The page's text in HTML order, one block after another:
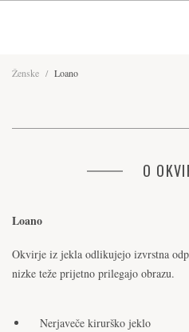
Ženske / Loano
O
Loano
Okvirje iz jekla odlikujejo izvrstna
nizke teže prijetno prilegajo obrazu.
Nerjaveče kirurško jeklo